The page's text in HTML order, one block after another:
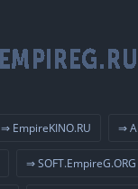
⇒ EmpireKINO.RU ⇒
⇒ SOFT.EmpireG.ORG